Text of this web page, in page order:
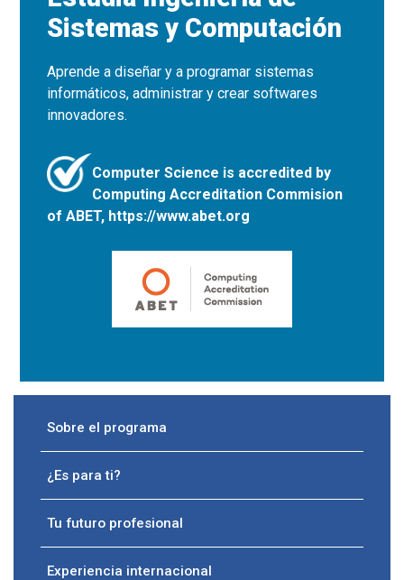
Sistemas y Computación
Aprende a diseñar y a programar sistemas
informáticos, administrar y crear softwares
innovadores.
Computer Science is accredited by
Computing Accreditation Commision
of ABET, https://www.abet.org
Sobre el programa
¿Es para ti?
Tu futuro profesional
Experiencia internacional